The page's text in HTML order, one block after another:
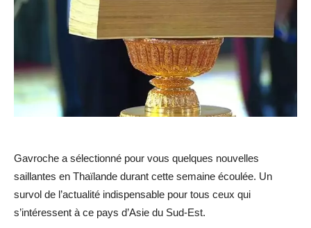
Gavroche a sélectionné pour vous quelques nouvelles
saillantes en Thaïlande durant cette semaine écoulée. Un
survol de l’actualité indispensable pour tous ceux qui
s’intéressent à ce pays d’Asie du Sud-Est.